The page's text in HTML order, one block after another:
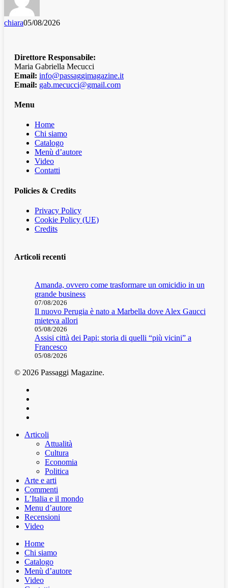
chiara05/08/2026
Direttore Responsabile:
Maria Gabriella Mecucci
Email: info@passaggimagazine.it
Email: gab.mecucci@gmail.com
Menu
Home
Chi siamo
Catalogo
Menù d’autore
Video
Contatti
Policies & Credits
Privacy Policy
Cookie Policy (UE)
Credits
Articoli recenti
Amanda, ovvero come trasformare un omicidio in un
grande business
07/08/2026
Il nuovo Perugia è nato a Marbella dove Alex Gaucci
mieteva allori
05/08/2026
Assisi città dei Papi: storia di quelli “più vicini” a
Francesco
05/08/2026
© 2026 Passaggi Magazine.
Articoli
Attualità
Cultura
Economia
Politica
Arte e arti
Commenti
L’Italia e il mondo
Menu d’autore
Recensioni
Video
Home
Chi siamo
Catalogo
Menù d’autore
Video